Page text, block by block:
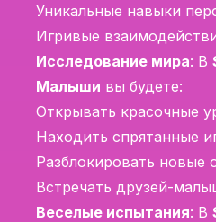
Уникальные навыки
Игривые
Исследование мира: В
Малыши вы будете:
Открывать красочные
Находить спрятанные
Разблокировать новые
Встречать друзей-
Веселые испытания: В